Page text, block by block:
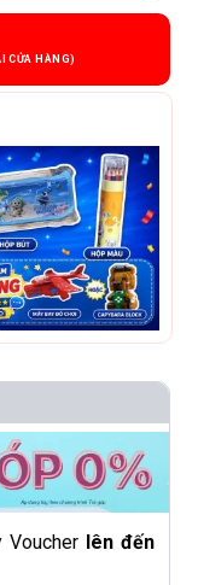
Voucher lên đến